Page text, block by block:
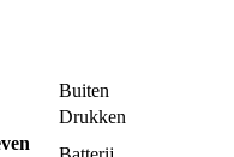
Buiten
Drukken